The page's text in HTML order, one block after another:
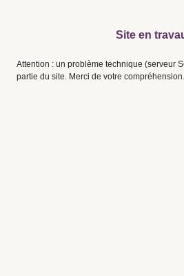
Site en
Attention : un problème technique (serveur
partie du site. Merci de votre compréhension.